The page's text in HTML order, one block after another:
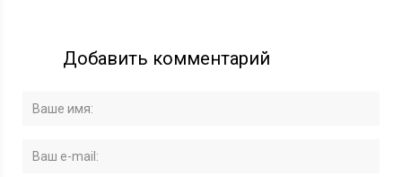
Добавить комментарий